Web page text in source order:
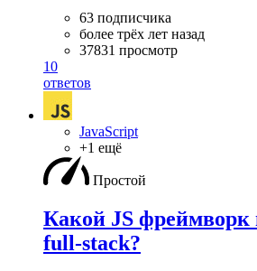
63 подписчика
более трёх лет назад
37831 просмотр
10
ответов
JavaScript
+1 ещё
Простой
Какой JS фреймворк
full-stack?